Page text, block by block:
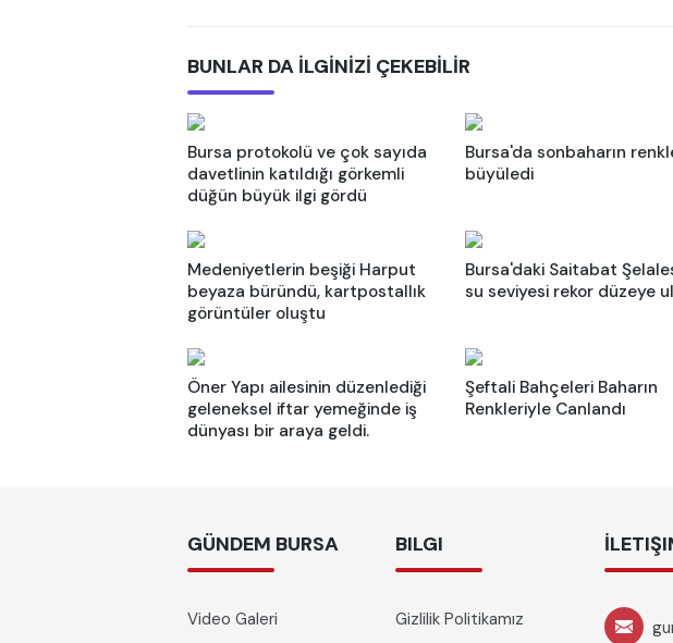
BUNLAR DA İLGİNİZİ ÇEKEBİLİR
Bursa protokolü ve çok sayıda
davetlinin katıldığı görkemli
düğün büyük ilgi gördü
Bursa'da sonbaharın
büyüledi
Medeniyetlerin beşiği Harput
beyaza büründü, kartpostallık
görüntüler oluştu
Bursa'daki Saitabat
su seviyesi rekor düzeye
Öner Yapı ailesinin düzenlediği
geleneksel iftar yemeğinde iş
dünyası bir araya geldi.
Şeftali Bahçeleri Baharın
Renkleriyle Canlandı
GÜNDEM BURSA
Video Galeri
BILGI
Gizlilik Politikamız